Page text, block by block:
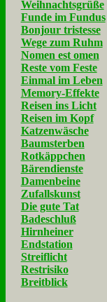
Weihnachtsgrüße
Funde im Fundus
Bonjour tristesse
Wege zum Ruhm
Nomen est omen
Reste vom Feste
Einmal im Leben
Memory-Effekte
Reisen ins Licht
Reisen im Kopf
Katzenwäsche
Baumsterben
Rotkäppchen
Bärendienste
Damenbeine
Zufallskunst
Die gute Tat
Badeschluß
Hirnheiner
Endstation
Streiflicht
Restrisiko
Breitblick